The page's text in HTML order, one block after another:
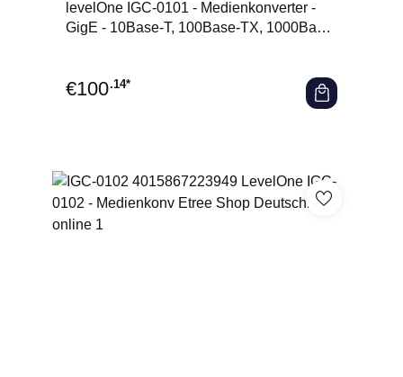
Durchschnittliche Bewertung von 0 von 5 Sternen
levelOne IGC-0101 - Medienkonverter -
GigE - 10Base-T, 100Base-TX, 1000Base-
€100.14*